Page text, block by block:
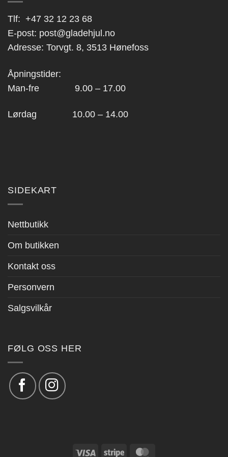
Tlf: +47 32 12 23 68
E-post: post@gladehjul.no
Adresse: Torvgt. 8, 3513 Hønefoss
Åpningstider:
Man-fre 9.00 – 17.00
Lørdag 10.00 – 14.00
SIDEKART
Nettbutikk
Om butikken
Kontakt oss
Personvern
Salgsvilkår
FØLG OSS HER
Visa Stripe